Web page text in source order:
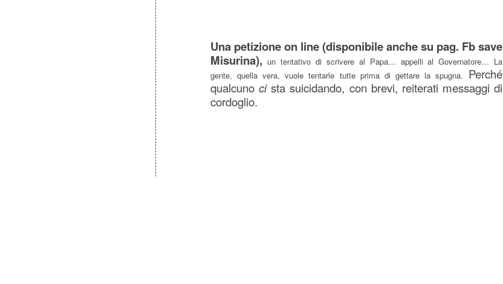
Una petizione on line (disponibile anche su pag. Fb save
Misurina), un tentativo di scrivere al Papa… appelli al Governatore… La
gente, quella vera, vuole tentarle tutte prima di gettare la spugna. Perché
qualcunocista suicidando, con brevi, reiterati messaggi di
cordoglio.